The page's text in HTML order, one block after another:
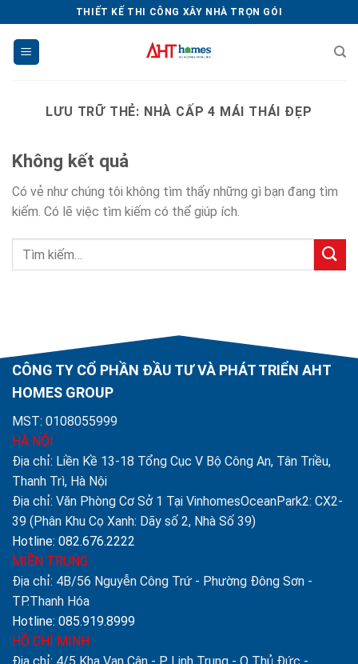
dung
THIẾT KẾ THI CÔNG XÂY NHÀ TRỌN GÓI
LƯU TRỮ THẺ: NHÀ CẤP 4 MÁI THÁI ĐẸP
Không kết quả
Có vẻ như chúng tôi không tìm thấy những gì bạn đang tìm
kiếm. Có lẽ việc tìm kiếm có thể giúp ích.
CÔNG TY CỔ PHẦN ĐẦU TƯ VÀ PHÁT TRIỂN AHT
HOMES GROUP
MST: 0108055999
HÀ NỘI
Địa chỉ: Liền Kề 13-18 Tổng Cục V Bộ Công An, Tân Triều,
Thanh Trì, Hà Nội
Địa chỉ: Văn Phòng Cơ Sở 1 Tại VinhomesOceanPark2: CX2-
39 (Phân Khu Cọ Xanh: Dãy số 2, Nhà Số 39)
Hotline: 082.676.2222
MIỀN TRUNG
Địa chỉ: 4B/56 Nguyễn Công Trứ - Phường Đông Sơn -
TP.Thanh Hóa
Hotline: 085.919.8999
HỒ CHÍ MINH